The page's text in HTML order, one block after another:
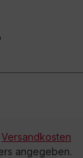
Versandkosten
angegeben.